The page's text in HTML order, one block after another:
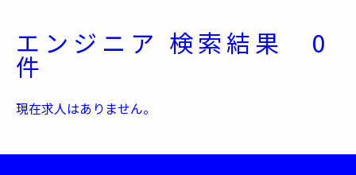
エンジニア 検索結果 0
件
現在求人はありません。